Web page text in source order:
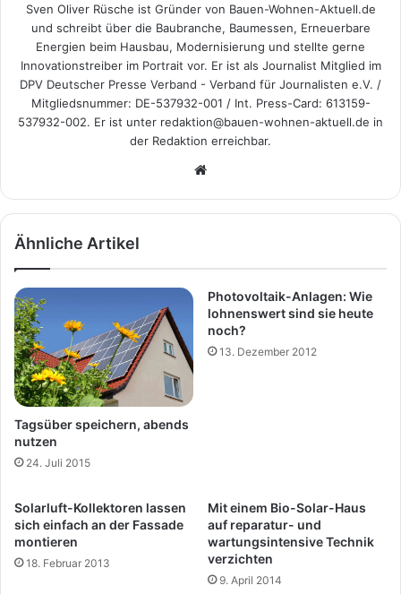
Sven Oliver Rüsche ist Gründer von Bauen-Wohnen-Aktuell.de
und schreibt über die Baubranche, Baumessen, Erneuerbare
Energien beim Hausbau, Modernisierung und stellte gerne
Innovationstreiber im Portrait vor. Er ist als Journalist Mitglied im
DPV Deutscher Presse Verband - Verband für Journalisten e.V. /
Mitgliedsnummer: DE-537932-001 / Int. Press-Card: 613159-
537932-002. Er ist unter redaktion@bauen-wohnen-aktuell.de in
der Redaktion erreichbar.
eit
Ähnliche Artikel
Tagsüber speichern, abends
nutzen
24. Juli 2015
Photovoltaik-Anlagen: Wie
lohnenswert sind sie heute
noch?
13. Dezember 2012
Solarluft-Kollektoren lassen
sich einfach an der Fassade
montieren
18. Februar 2013
Mit einem Bio-Solar-Haus
auf reparatur- und
wartungsintensive Technik
verzichten
9. April 2014